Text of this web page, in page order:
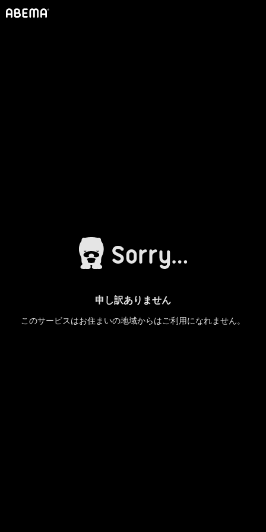
申し訳ありません
このサービスはお住まいの地域からはご利用になれません。